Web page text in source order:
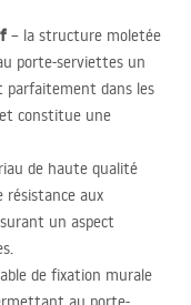
– la structure moletée
porte-serviettes un
parfaitement dans les
constitue une
de haute qualité
résistance aux
un aspect
de fixation murale